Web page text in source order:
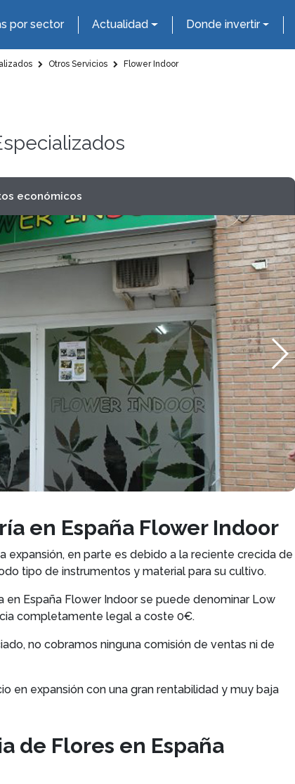
por sector Actualidad Donde invertir
Otros Servicios Flower Indoor
económicos
en España Flower Indoor
expansión, en parte es debido a la reciente crecida de
tipo de instrumentos y material para su cultivo.
en España Flower Indoor se puede denominar Low
completamente legal a coste 0€.
no cobramos ninguna comisión de ventas ni de
en expansión con una gran rentabilidad y muy baja
de Flores en España